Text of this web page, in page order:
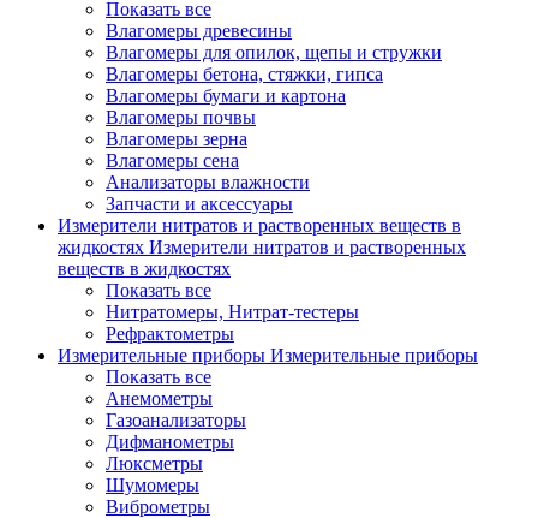
Показать все
Влагомеры древесины
Влагомеры для опилок, щепы и стружки
Влагомеры бетона, стяжки, гипса
Влагомеры бумаги и картона
Влагомеры почвы
Влагомеры зерна
Влагомеры сена
Анализаторы влажности
Запчасти и аксессуары
Измерители нитратов и растворенных веществ в
жидкостях Измерители нитратов и растворенных
веществ в жидкостях
Показать все
Нитратомеры, Нитрат-тестеры
Рефрактометры
Измерительные приборы Измерительные приборы
Показать все
Анемометры
Газоанализаторы
Дифманометры
Люксметры
Шумомеры
Виброметры